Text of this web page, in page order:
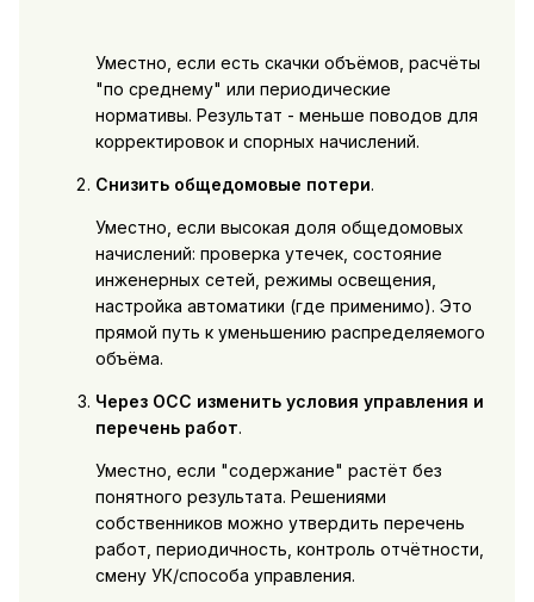
Уместно, если есть скачки объёмов, расчёты
"по среднему" или периодические
нормативы. Результат - меньше поводов для
корректировок и спорных начислений.
Снизить общедомовые потери.
Уместно, если высокая доля общедомовых
начислений: проверка утечек, состояние
инженерных сетей, режимы освещения,
настройка автоматики (где применимо). Это
прямой путь к уменьшению распределяемого
объёма.
Через ОСС изменить условия управления и
перечень работ.
Уместно, если "содержание" растёт без
понятного результата. Решениями
собственников можно утвердить перечень
работ, периодичность, контроль отчётности,
смену УК/способа управления.